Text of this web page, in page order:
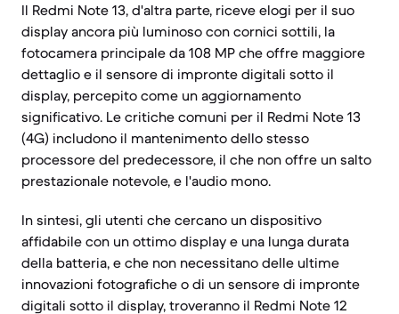
Il Redmi Note 13, d'altra parte, riceve elogi per il suo
display ancora più luminoso con cornici sottili, la
fotocamera principale da 108 MP che offre maggiore
dettaglio e il sensore di impronte digitali sotto il
display, percepito come un aggiornamento
significativo. Le critiche comuni per il Redmi Note 13
(4G) includono il mantenimento dello stesso
processore del predecessore, il che non offre un salto
prestazionale notevole, e l'audio mono.
In sintesi, gli utenti che cercano un dispositivo
affidabile con un ottimo display e una lunga durata
della batteria, e che non necessitano delle ultime
innovazioni fotografiche o di un sensore di impronte
digitali sotto il display, troveranno il Redmi Note 12